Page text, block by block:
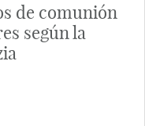
de comunión
según la